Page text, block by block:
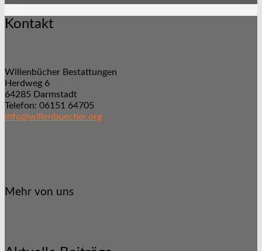
Kontakt
Willenbücher Bestattungen
Herdweg 6
64285 Darmstadt
Telefon: 06151 64705
info@willenbuecher.org
Mehr von uns